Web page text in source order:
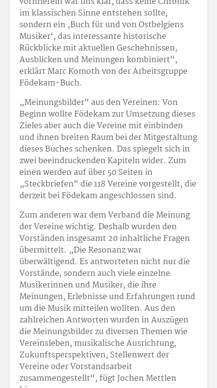
im klassischen Sinne entstehen sollte,
sondern ein ‚Buch für und von Ostbelgiens
Musiker‘, das interessante historische
Rückblicke mit aktuellen Geschehnissen,
Ausblicken und Meinungen kombiniert“,
erklärt Marc Komoth von der Arbeitsgruppe
Födekam-Buch.
„Meinungsbilder“ aus den Vereinen: Von
Beginn wollte Födekam zur Umsetzung dieses
Zieles aber auch die Vereine mit einbinden
und ihnen breiten Raum bei der Mitgestaltung
dieses Buches schenken. Das spiegelt sich in
zwei beeindruckenden Kapiteln wider. Zum
einen werden auf über 50 Seiten in
„Steckbriefen“ die 118 Vereine vorgestellt, die
derzeit bei Födekam angeschlossen sind.
Zum anderen war dem Verband die Meinung
der Vereine wichtig. Deshalb wurden den
Vorständen insgesamt 20 inhaltliche Fragen
übermittelt. „Die Resonanz war
überwältigend. Es antworteten nicht nur die
Vorstände, sondern auch viele einzelne
Musikerinnen und Musiker, die ihre
Meinungen, Erlebnisse und Erfahrungen rund
um die Musik mitteilen wollten. Aus den
zahlreichen Antworten wurden in Auszügen
die Meinungsbilder zu diversen Themen wie
Vereinsleben, musikalische Ausrichtung,
Zukunftsperspektiven, Stellenwert der
Vereine oder Vorstandsarbeit
zusammengestellt“, fügt Jochen Mettlen